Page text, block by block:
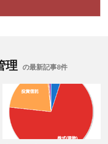
理 の最新記事8件